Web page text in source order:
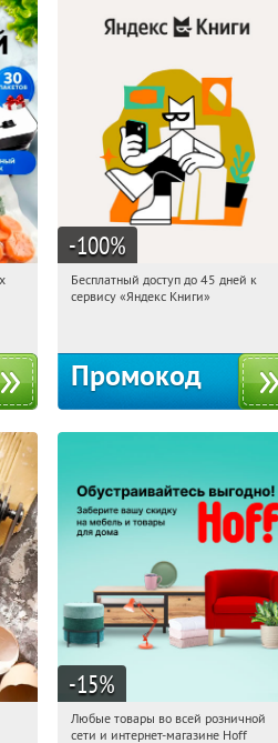
186
-100%
12:47:53
Получи первым!
Бесплатный доступ до 45 дней к
сервису «Яндекс Книги»
Промокод
-15%
12:47:53 Получили:
Любые товары во всей розничной
сети и интернет-магазине Hoff